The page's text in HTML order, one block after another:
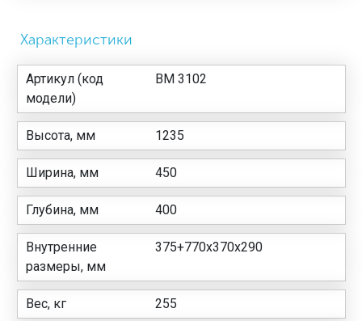
Характеристики
Артикул (код
модели)
ВМ 3102
Высота, мм 1235
Ширина, мм 450
Глубина, мм 400
Внутренние
размеры, мм
375+770x370x290
Вес, кг 255